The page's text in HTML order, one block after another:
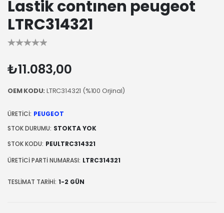
Lastik contınen peugeot
LTRC314321
₺11.083,00
OEM KODU:LTRC314321 (%100 Orjinal)
ÜRETICI: PEUGEOT
STOK DURUMU: STOKTA YOK
STOK KODU: PEULTRC314321
ÜRETICI PARTI NUMARASI: LTRC314321
TESLIMAT TARIHI: 1-2 GÜN